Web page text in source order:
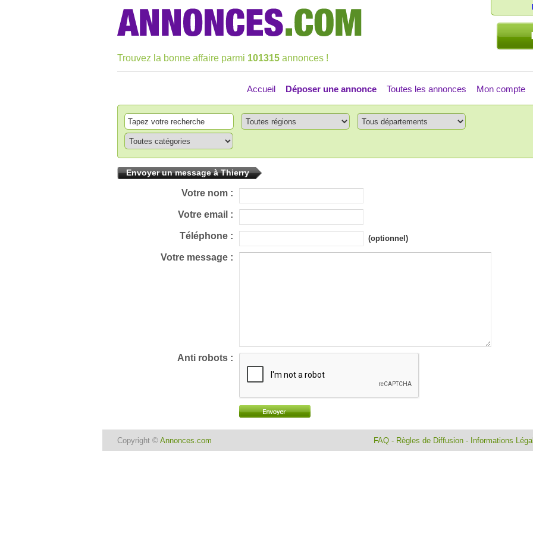
Trouvez la bonne affaire parmi 101315 annonces !
Accueil Déposer une annonce Toutes les annonces Mon compte
Envoyer un message à Thierry
Votre nom :
Votre email :
Téléphone : (optionnel)
Votre message :
Anti robots :
FAQ - Règles de Diffusion - Informations
Copyright © Annonces.com